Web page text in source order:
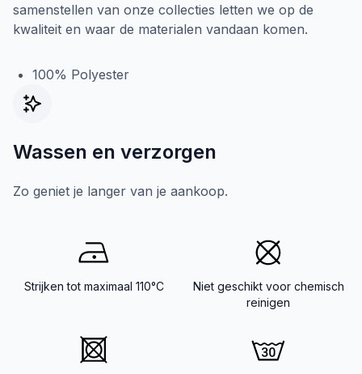
samenstellen van onze collecties letten we op de
kwaliteit en waar de materialen vandaan komen.
100% Polyester
Wassen en verzorgen
Zo geniet je langer van je aankoop.
Strijken tot maximaal 110°C
Niet geschikt voor chemisch
reinigen